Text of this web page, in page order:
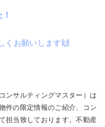
くお願いします🙌
ンサルティングマスター）は
件の限定情報のご紹介、コン
担当致しております。不動産